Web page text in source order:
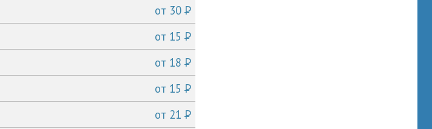
от 30P
от 15P
от 18P
от 15P
от 21P